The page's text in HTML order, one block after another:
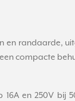
en
compacte
en 250V